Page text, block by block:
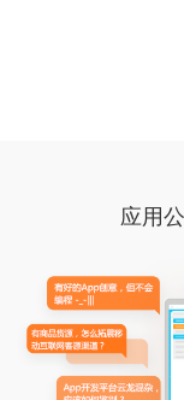
应用